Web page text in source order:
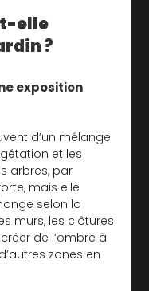
elle
?
exposition
d’un mélange
et les
arbres, par
mais elle
selon la
murs, les clôtures
de l’ombre à
zones en